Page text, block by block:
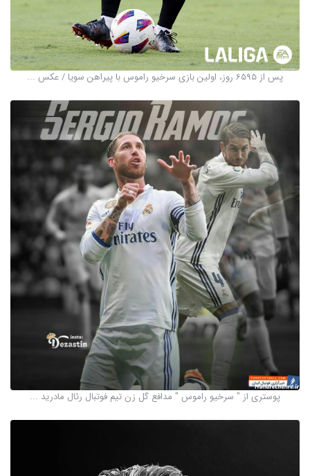
پس از 6595 روز، اولین بازی سرخیو راموس با پیراهن سویا / عکس ...
پوستری از " سرخیو راموس " مدافع گل زن تیم فوتبال رئال مادرید ...